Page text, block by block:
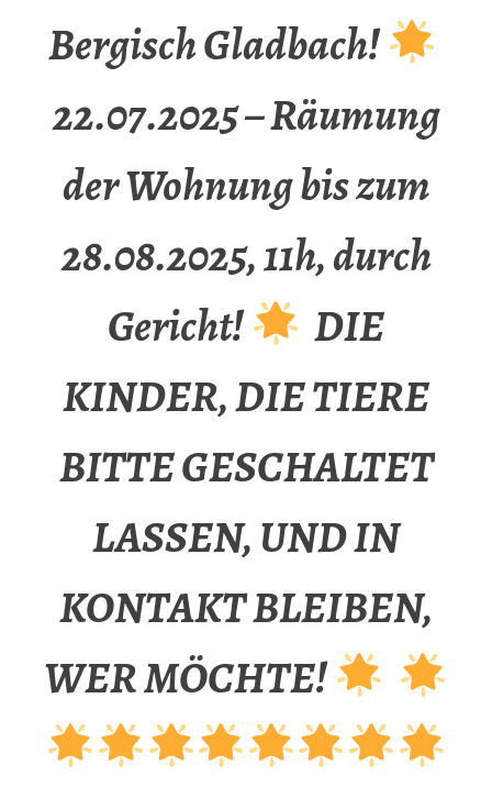
Bergisch Gladbach!
22.07.2025 – Räumung
der Wohnung bis zum
28.08.2025, 11h, durch
Gericht!
DIE
KINDER, DIE TIERE
BITTE GESCHALTET
LASSEN, UND IN
KONTAKT BLEIBEN,
WER MÖCHTE!